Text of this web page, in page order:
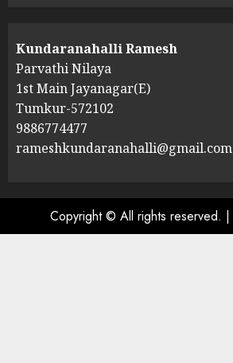
Kundaranahalli Ramesh
Parvathi Nilaya
1st Main Jayanagar(E)
Tumkur-572102
9886774477
rameshkundaranahalli@gmail.com
Copyright © All rights reserved. |